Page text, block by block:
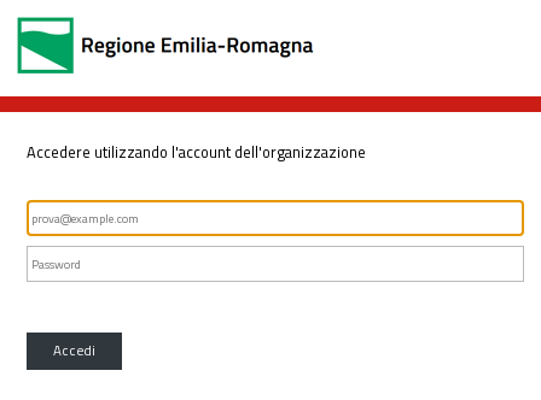
Accedere utilizzando l'account dell'organizzazione
Accedi